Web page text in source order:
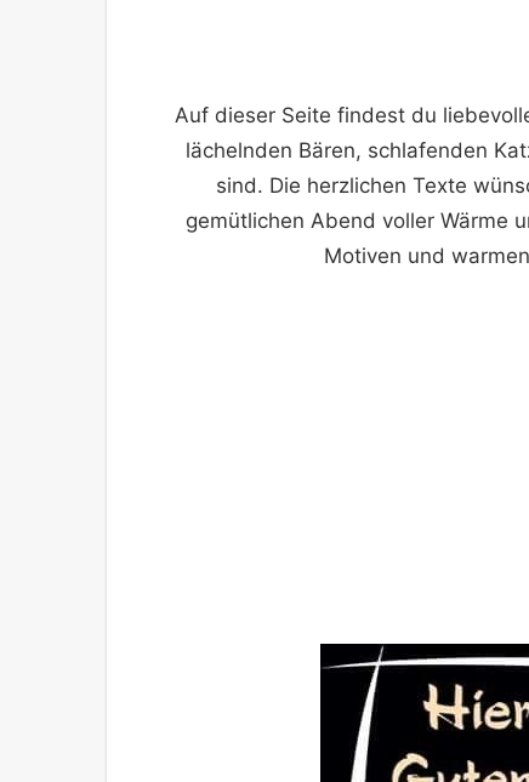
Auf dieser Seite findest du
lächelnden Bären, schlafenden
sind. Die herzlichen Texte
gemütlichen Abend voller Wärme
Motiven und